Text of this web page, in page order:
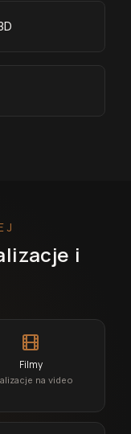
i
Filmy
na video